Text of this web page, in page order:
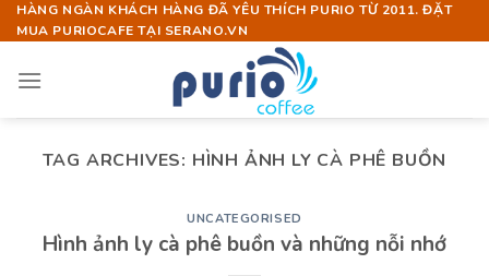
Skip
to
HÀNG NGÀN KHÁCH HÀNG ĐÃ YÊU THÍCH PURIO TỪ 2011. ĐẶT
MUA PURIOCAFE TẠI SERANO.VN
TAG ARCHIVES: HÌNH ẢNH LY CÀ PHÊ BUỒN
UNCATEGORISED
Hình ảnh ly cà phê buồn và những nỗi nhớ